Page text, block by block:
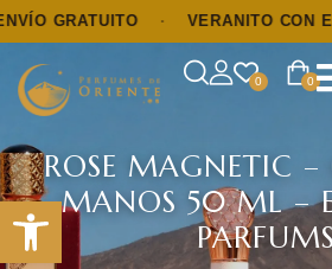
Abrir barra de herramientas
GRATUITO · VERANITO CON
0
0
ROSE MAGNETIC –
MANOS 50 ML –
PARFUMS